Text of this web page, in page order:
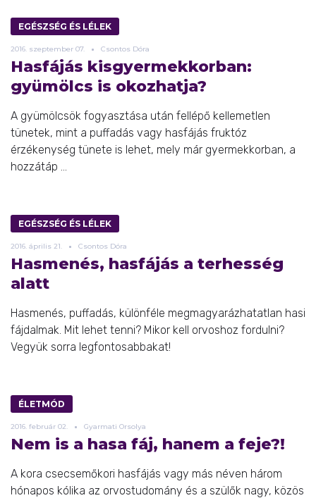
EGÉSZSÉG ÉS LÉLEK
2016. szeptember 07. Csontos Dóra
Hasfájás kisgyermekkorban:
gyümölcs is okozhatja?
A gyümölcsök fogyasztása után fellépő kellemetlen
tünetek, mint a puffadás vagy hasfájás fruktóz
érzékenység tünete is lehet, mely már gyermekkorban, a
hozzátáp ...
EGÉSZSÉG ÉS LÉLEK
2016. április 21. Csontos Dóra
Hasmenés, hasfájás a terhesség
alatt
Hasmenés, puffadás, különféle megmagyarázhatatlan hasi
fájdalmak. Mit lehet tenni? Mikor kell orvoshoz fordulni?
Vegyük sorra legfontosabbakat!
ÉLETMÓD
2016. február 02. Gyarmati Orsolya
Nem is a hasa fáj, hanem a feje?!
A kora csecsemőkori hasfájás vagy más néven három
hónapos kólika az orvostudomány és a szülők nagy, közös